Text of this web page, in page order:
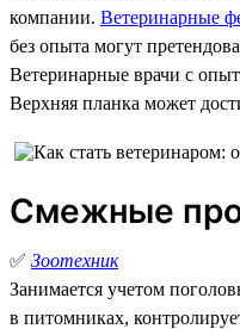
компании. Ветеринарные
без опыта могут
Ветеринарные врачи с
Верхняя планка может
Смежные
✅ Зоотехник
Занимается учетом
в питомниках,